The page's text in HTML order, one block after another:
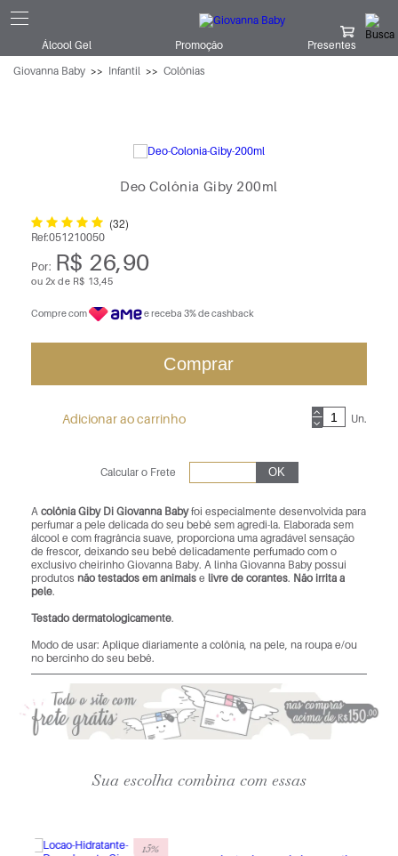
Álcool Gel Promoção
Presentes
Giovanna Baby
Infantil Colônias
Deo Colônia Giby 200ml
(32)
Ref:051210050
Por: R$ 26,90
ou 2x de R$ 13,45
Compre com e receba 3% de cashback
Comprar
Un.
Adicionar ao carrinho
Calcular o Frete
A colônia Giby Di Giovanna Babyfoi especialmente desenvolvida para
perfumar a pele delicada do seu bebê sem agredi-la. Elaborada sem
álcool e com fragrância suave, proporciona uma agradável sensação
de frescor, deixando seu bebê delicadamente perfumado com o
exclusivo cheirinho Giovanna Baby. A linha Giovanna Baby possui
produtos não testados em animais e livre de corantes. Não irrita a
pele.
Testado dermatologicamente.
Modo de usar: Aplique diariamente a colônia, na pele, na roupa e/ou
no bercinho do seu bebê.
Sua escolha combina com essas
15%